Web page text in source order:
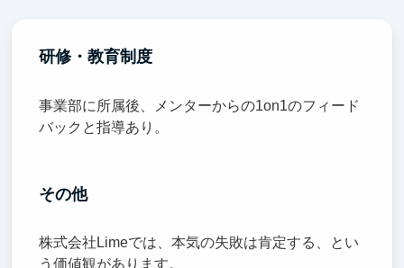
研修・教育制度
事業部に所属後、メンターからの1on1のフィード
バックと指導あり。
その他
株式会社Limeでは、本気の失敗は肯定する、とい
う価値観があります。